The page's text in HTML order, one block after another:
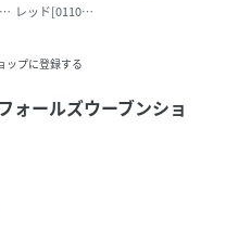
レッド[011001]
ップに登録する
ールズウーブンショ